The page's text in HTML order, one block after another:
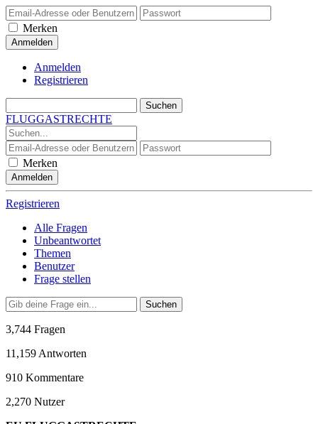
Merken
Anmelden
Registrieren
FLUGGASTRECHTE
Merken
Registrieren
Alle Fragen
Unbeantwortet
Themen
Benutzer
Frage stellen
Suchen
3,744 Fragen
11,159 Antworten
910 Kommentare
2,270 Nutzer